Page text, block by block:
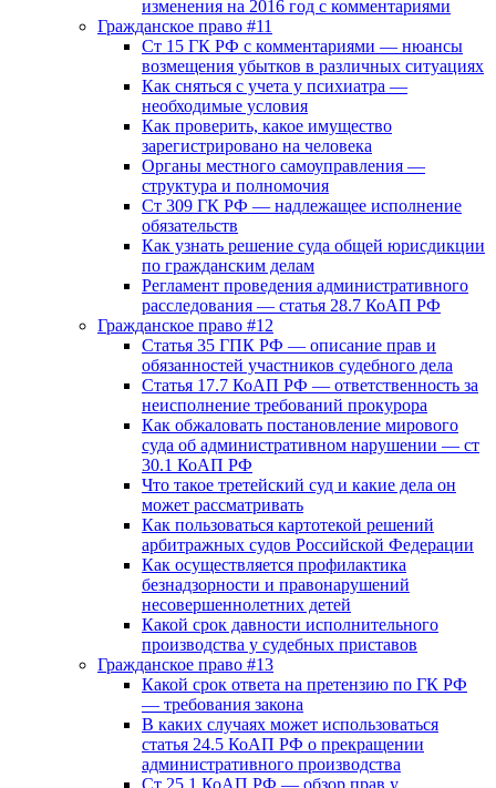
изменения на 2016 год с комментариями
Гражданское право #11
Ст 15 ГК РФ с комментариями — нюансы
возмещения убытков в различных ситуациях
Как сняться с учета у психиатра —
необходимые условия
Как проверить, какое имущество
зарегистрировано на человека
Органы местного самоуправления —
структура и полномочия
Ст 309 ГК РФ — надлежащее исполнение
обязательств
Как узнать решение суда общей юрисдикции
по гражданским делам
Регламент проведения административного
расследования — статья 28.7 КоАП РФ
Гражданское право #12
Статья 35 ГПК РФ — описание прав и
обязанностей участников судебного дела
Статья 17.7 КоАП РФ — ответственность за
неисполнение требований прокурора
Как обжаловать постановление мирового
суда об административном нарушении — ст
30.1 КоАП РФ
Что такое третейский суд и какие дела он
может рассматривать
Как пользоваться картотекой решений
арбитражных судов Российской Федерации
Как осуществляется профилактика
безнадзорности и правонарушений
несовершеннолетних детей
Какой срок давности исполнительного
производства у судебных приставов
Гражданское право #13
Какой срок ответа на претензию по ГК РФ
— требования закона
В каких случаях может использоваться
статья 24.5 КоАП РФ о прекращении
административного производства
Ст 25.1 КоАП РФ — обзор прав у